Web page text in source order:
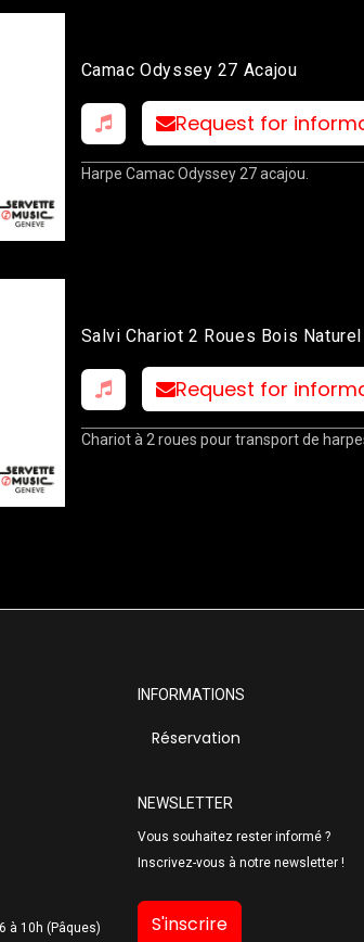
Camac Odyssey 27 Acajou
Request for
Harpe Camac Odyssey 27 acajou.
Salvi Chariot 2 Roues Bois Naturel
Request for
Chariot à 2 roues pour transport de
à 10h (Pâques)
INFORMATIONS
Réservation
NEWSLETTER
Vous souhaitez rester informé ?
Inscrivez-vous à notre newsletter !
S'inscrire